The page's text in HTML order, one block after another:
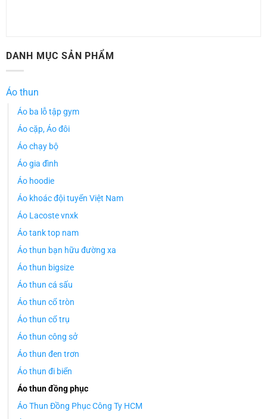
DANH MỤC SẢN PHẨM
Áo thun
Áo ba lỗ tập gym
Áo cặp, Áo đôi
Áo chạy bộ
Áo gia đình
Áo hoodie
Áo khoác đội tuyển Việt Nam
Áo Lacoste vnxk
Áo tank top nam
Áo thun bạn hữu đường xa
Áo thun bigsize
Áo thun cá sấu
Áo thun cổ tròn
Áo thun cổ trụ
Áo thun công sở
Áo thun đen trơn
Áo thun đi biển
Áo thun đồng phục
Áo Thun Đồng Phục Công Ty HCM